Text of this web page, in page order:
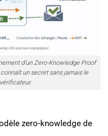
d’un Zero-Knowledge Proof
un secret sans jamais le
zero-knowledge de